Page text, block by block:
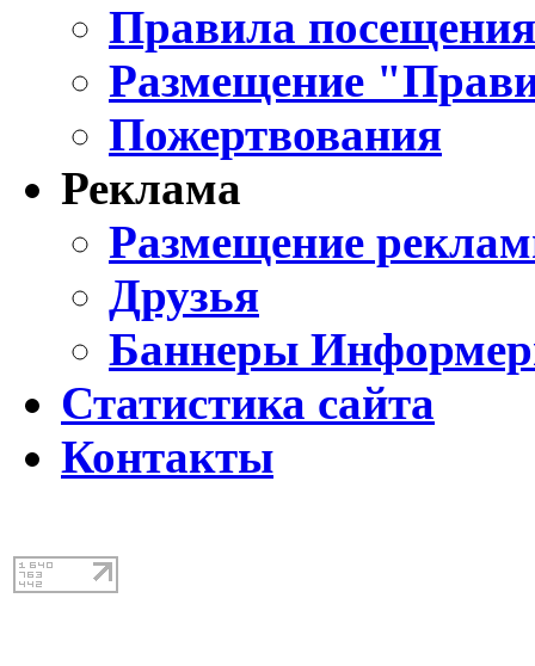
Правила
Размещение
Пожертвования
Реклама
Размещение
Друзья
Баннеры
Статистика сайта
Контакты